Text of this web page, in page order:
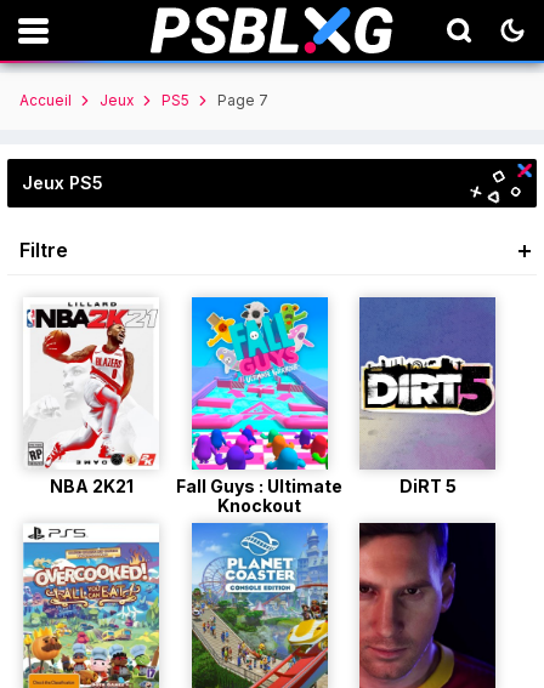
Accueil Jeux PS5 Page 7
Jeux PS5
Filtre
NBA 2K21
Fall Guys : Ultimate
Knockout
DiRT 5